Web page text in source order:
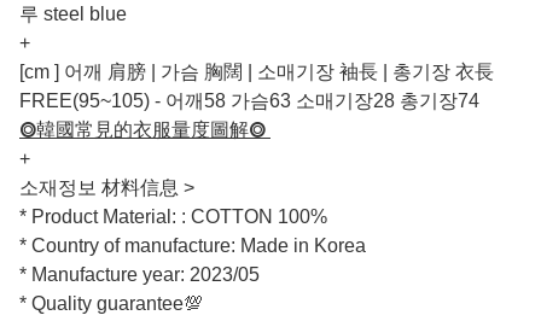
루 steel blue
+
[cm ] 어깨 肩膀 | 가슴 胸闊 | 소매기장 袖長 | 총기장 衣長
FREE(95~105) - 어깨58 가슴63 소매기장28 총기장74
⭗韓國常見的衣服量度圖解⭗
+
소재정보 材料信息 >
* Product Material: : COTTON 100%
* Country of manufacture: Made in Korea
* Manufacture year: 2023/05
* Quality guarantee💯